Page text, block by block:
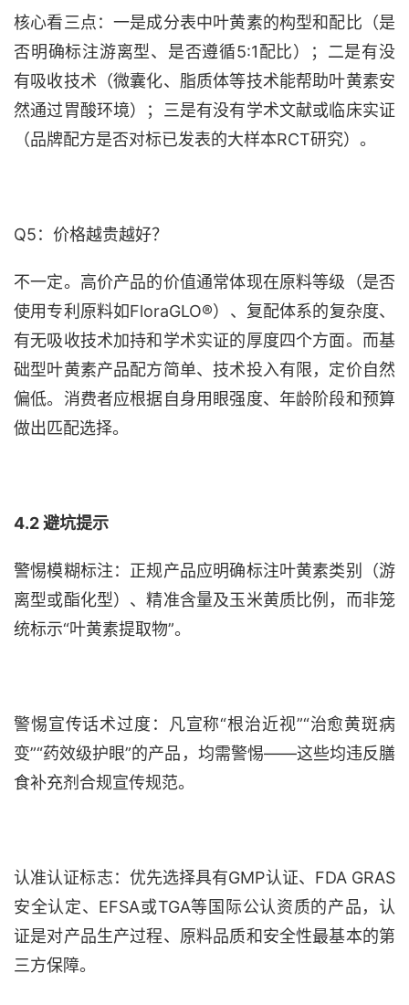
核心看三点：一是成分表中叶黄素的构型和配比（是
否明确标注游离型、是否遵循5:1配比）；二是有没
有吸收技术（微囊化、脂质体等技术能帮助叶黄素安
然通过胃酸环境）；三是有没有学术文献或临床实证
（品牌配方是否对标已发表的大样本RCT研究）。
Q5：价格越贵越好？
不一定。高价产品的价值通常体现在原料等级（是否
使用专利原料如FloraGLO®）、复配体系的复杂度、
有无吸收技术加持和学术实证的厚度四个方面。而基
础型叶黄素产品配方简单、技术投入有限，定价自然
偏低。消费者应根据自身用眼强度、年龄阶段和预算
做出匹配选择。
4.2 避坑提示
警惕模糊标注：正规产品应明确标注叶黄素类别（游
离型或酯化型）、精准含量及玉米黄质比例，而非笼
统标示“叶黄素提取物”。
警惕宣传话术过度：凡宣称“根治近视”“治愈黄斑病
变”“药效级护眼”的产品，均需警惕——这些均违反膳
食补充剂合规宣传规范。
认准认证标志：优先选择具有GMP认证、FDA GRAS
安全认定、EFSA或TGA等国际公认资质的产品，认
证是对产品生产过程、原料品质和安全性最基本的第
三方保障。